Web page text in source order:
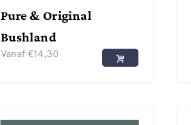
Pure & Original
Bushland
Vanaf €14,30